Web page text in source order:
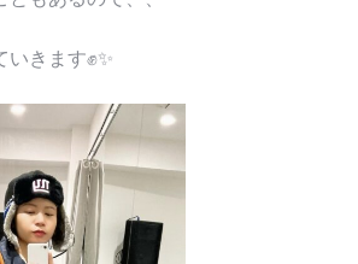
きます✊✨